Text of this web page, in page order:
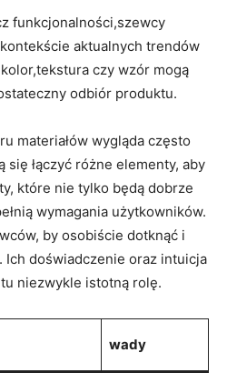
funkcjonalności,szewcy
aktualnych trendów
czy wzór mogą
odbiór produktu.
materiałów wygląda często
się łączyć różne elementy, aby
które nie tylko będą dobrze
wymagania użytkowników.
by osobiście dotknąć i
Ich doświadczenie oraz intuicja
niezwykle istotną rolę.
wady